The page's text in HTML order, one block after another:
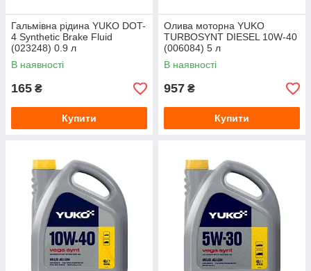
Гальмівна рідина YUKO DOT-
4 Synthetic Brake Fluid
(023248) 0.9 л
В наявності
165 ₴
Купити
Олива моторна YUKO
TURBOSYNT DIESEL 10W-40
(006084) 5 л
В наявності
957 ₴
Купити